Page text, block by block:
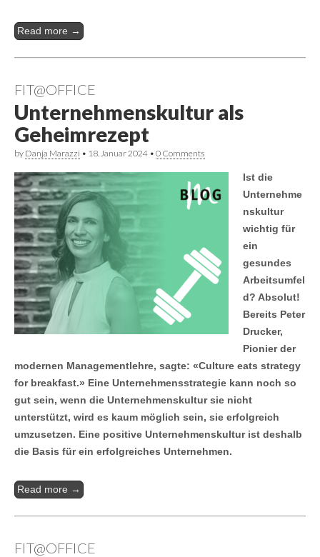
Read more →
FIT@OFFICE
Unternehmenskultur als
Geheimrezept
by Danja Marazzi • 18. Januar 2024 • 0 Comments
Ist die
Unternehme
nskultur
wichtig für
ein
gesundes
Arbeitsumfel
d? Absolut!
Bereits Peter
Drucker,
Pionier der
modernen Managementlehre, sagte: «Culture eats strategy
for breakfast.» Eine Unternehmensstrategie kann noch so
gut sein, wenn die Unternehmenskultur sie nicht
unterstützt, wird es kaum möglich sein, sie erfolgreich
umzusetzen. Eine positive Unternehmenskultur ist deshalb
die Basis für ein erfolgreiches Unternehmen.
Read more →
FIT@OFFICE